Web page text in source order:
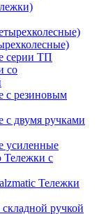
серии ТП
со
с резиновым
с двумя ручками
усиленные
Тележки с
Тележки